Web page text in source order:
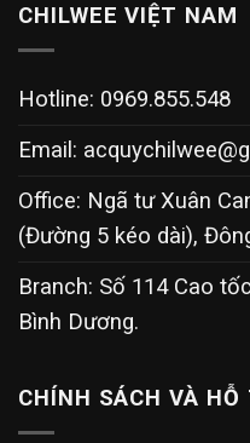
CHILWEE VIỆT NAM
Hotline: 0969.855.548
Email:
Office: Ngã tư Xuân
(Đường 5 kéo dài),
Branch: Số 114 Cao
Bình Dương.
CHÍNH SÁCH VÀ HỖ